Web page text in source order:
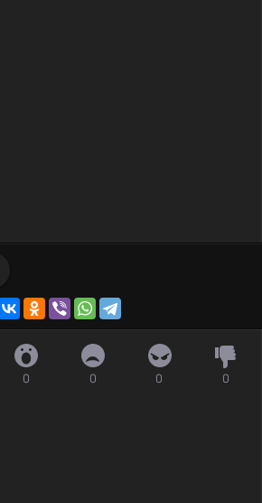
0 0 0 0